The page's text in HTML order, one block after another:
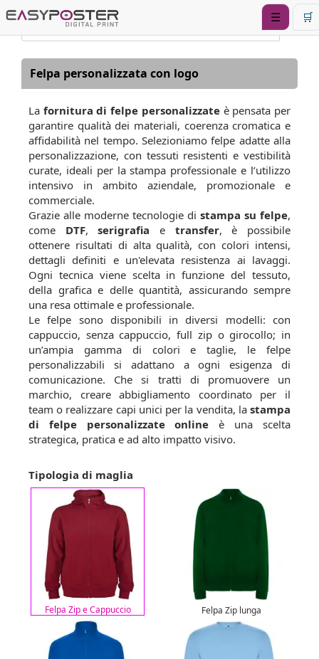
☰ 🛒
Felpa personalizzata con logo
La fornitura di felpe personalizzateè pensata per
garantire qualità dei materiali, coerenza cromatica e
affidabilità nel tempo. Selezioniamo felpe adatte alla
personalizzazione, con tessuti resistenti e vestibilità
curate, ideali per la stampa professionale e l’utilizzo
intensivo in ambito aziendale, promozionale e
commerciale.
Grazie alle moderne tecnologie di stampa su felpe,
come DTF,serigrafia e transfer, è possibile
ottenere risultati di alta qualità, con colori intensi,
dettagli definiti e un'elevata resistenza ai lavaggi.
Ogni tecnica viene scelta in funzione del tessuto,
della grafica e delle quantità, assicurando sempre
una resa ottimale e professionale.
Le felpe sono disponibili in diversi modelli: con
cappuccio, senza cappuccio, full zip o girocollo; in
un’ampia gamma di colori e taglie, le felpe
personalizzabili si adattano a ogni esigenza di
comunicazione. Che si tratti di promuovere un
marchio, creare abbigliamento coordinato per il
team o realizzare capi unici per la vendita, la stampa
di felpe personalizzate online è una scelta
strategica, pratica e ad alto impatto visivo.
Tipologia di maglia
Felpa Zip e Cappuccio Felpa Zip lunga